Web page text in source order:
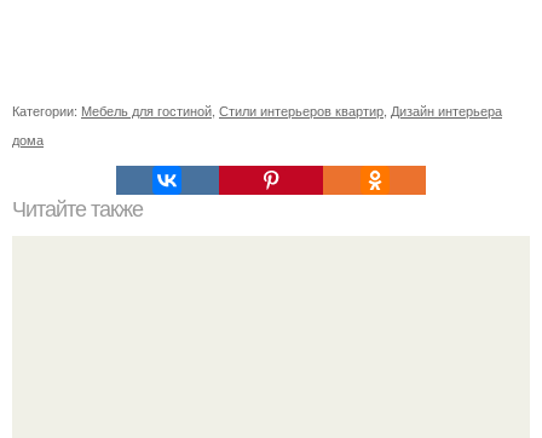
Категории: Мебель для гостиной Стили интерьеров квартир Дизайн интерьера
дома
Читайте также